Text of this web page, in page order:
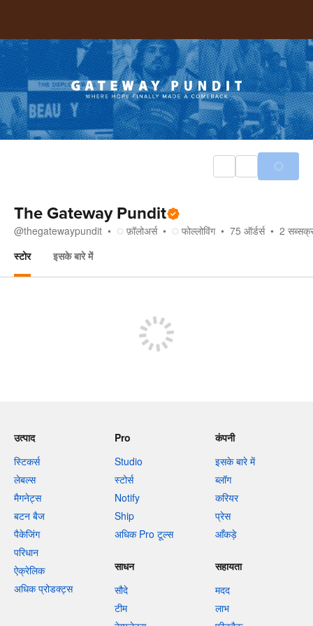
The Gateway Pundit
@thegatewaypundit फ़ॉलोअर्स फोल्लोविंग 75 ऑर्डर्स 2
स्टोर
इसके बारे में
उत्पाद
स्टिकर्स
लेबल्स
मैगनेट्स
बटन बैज
पैकेजिंग
परिधान
ऐक्रेलिक
अधिक प्रोडक्ट्स
Pro
Studio
स्टोर्स
Notify
Ship
अधिक Pro टूल्स
कंपनी
इसके बारे में
ब्लॉग
करियर
प्रेस
आँकड़े
साधन
सौदे
टीम
सहायता
मदद
लाभ